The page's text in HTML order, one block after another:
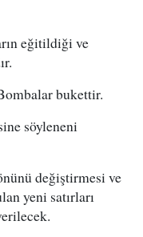
eğitildiği ve
bukettir.
söyleneni
değiştirmesi ve
yeni satırları